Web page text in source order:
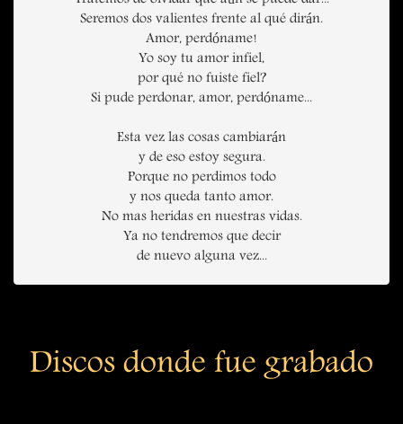
Seremos dos valientes frente al qué dirán.
Amor, perdóname!
Yo soy tu amor infiel,
por qué no fuiste fiel?
Si pude perdonar, amor, perdóname...
Esta vez las cosas cambiarán
y de eso estoy segura.
Porque no perdimos todo
y nos queda tanto amor.
No mas heridas en nuestras vidas.
Ya no tendremos que decir
de nuevo alguna vez...
Discos donde fue grabado